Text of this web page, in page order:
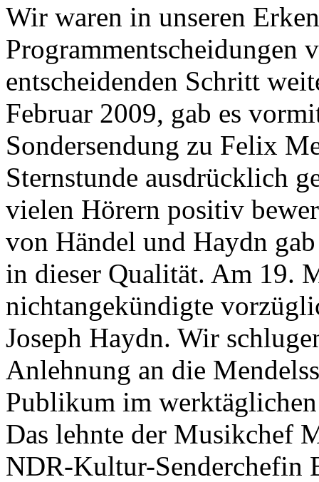
Wir waren in unseren
Programmentscheidungen
entscheidenden Schritt
Februar 2009, gab es
Sondersendung zu Felix
Sternstunde ausdrücklich
vielen Hörern positiv
von Händel und Haydn
in dieser Qualität. Am 19.
nichtangekündigte
Joseph Haydn. Wir
Anlehnung an die
Publikum im
Das lehnte der Musikchef
NDR-Kultur-Senderchefin